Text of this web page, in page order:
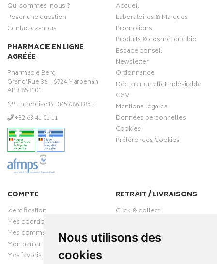
Nous utilisons des
cookies
Qui sommes-nous ?
Poser une question
Contactez-nous
PHARMACIE EN LIGNE
AGRÉÉE
Pharmacie Berg
Grand’Rue 36 - 6724 Marbehan
APB 853101
N° Entreprise BE0457.863.853
‭+32 63 41 01 11‬
Accueil
Laboratoires & Marques
Promotions
Produits & cosmétique bio
Espace conseil
Newsletter
Ordonnance
Déclarer un effet indésirable
CGV
Mentions légales
Données personnelles
Cookies
Préférences Cookies
COMPTE
Identification
Mes coordonnées
Mes commandes
Mon panier
Mes favoris
RETRAIT / LIVRAISONS
Click & collect